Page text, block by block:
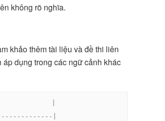
không rõ nghĩa.
khảo thêm tài liệu và đề thi liên
áp dụng trong các ngữ cảnh khác
|
|